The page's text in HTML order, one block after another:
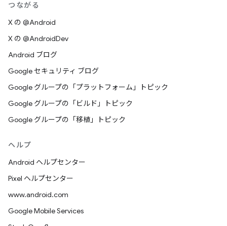
つながる
X の @Android
X の @AndroidDev
Android ブログ
Google セキュリティ ブログ
Google グループの「プラットフォーム」トピック
Google グループの「ビルド」トピック
Google グループの「移植」トピック
ヘルプ
Android ヘルプセンター
Pixel ヘルプセンター
www.android.com
Google Mobile Services